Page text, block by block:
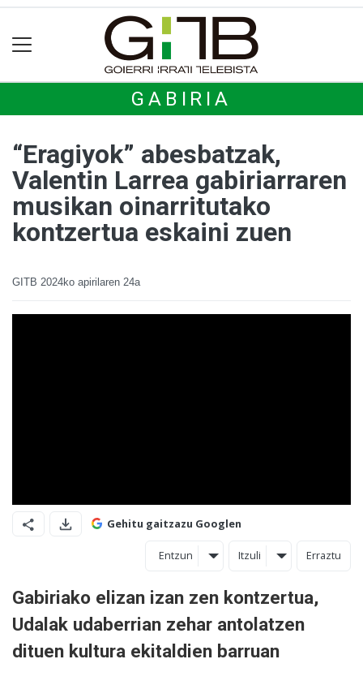
GABIRIA
“Eragiyok” abesbatzak,
Valentin Larrea gabiriarraren
musikan oinarritutako
kontzertua eskaini zuen
GITB 2024ko apirilaren 24a
Gehitu gaitzazu Googlen
Entzun Itzuli Erraztu
Gabiriako elizan izan zen kontzertua,
Udalak udaberrian zehar antolatzen
dituen kultura ekitaldien barruan